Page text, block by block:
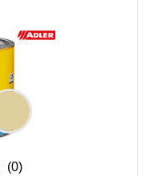
(0)